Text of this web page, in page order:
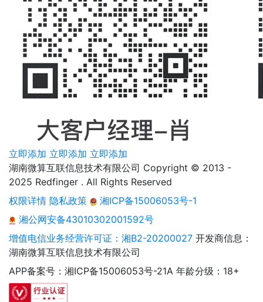
立即添加 立即添加 立即添加
湖南微算互联信息技术有限公司 Copyright © 2013 -
2025 Redfinger . All Rights Reserved
权限详情 隐私政策
湘ICP备15006053号-1
湘公网安备43010302001592号
增值电信业务经营许可证：湘B2-20200027 开发商信息：
湖南微算互联信息技术有限公司
APP备案号：湘ICP备15006053号-21A 年龄分级：18+